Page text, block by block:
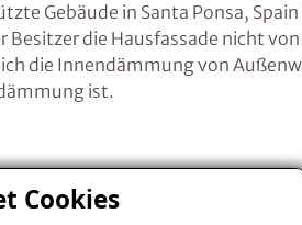
Cookies
Gebäude in Santa Ponsa,
die Hausfassade nicht
die Innendämmung von
ist.